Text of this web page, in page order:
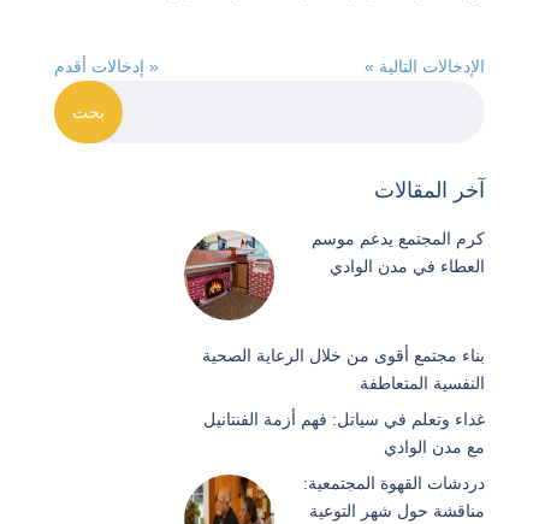
« إدخالات أقدم الإدخالات التالية »
آخر المقالات
كرم المجتمع يدعم موسم
العطاء في مدن الوادي
بناء مجتمع أقوى من خلال الرعاية الصحية
النفسية المتعاطفة
غداء وتعلم في سياتل: فهم أزمة الفنتانيل
مع مدن الوادي
دردشات القهوة المجتمعية:
مناقشة حول شهر التوعية